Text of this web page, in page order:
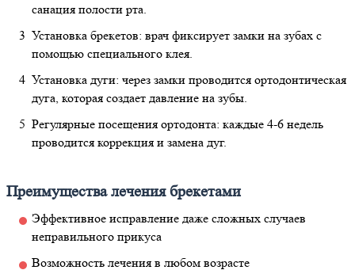
санация полости рта.
Установка брекетов: врач фиксирует замки на зубах с
помощью специального клея.
Установка дуги: через замки проводится ортодонтическая
дуга, которая создает давление на зубы.
Регулярные посещения ортодонта: каждые 4-6 недель
проводится коррекция и замена дуг.
Преимущества лечения брекетами
Эффективное исправление даже сложных случаев
неправильного прикуса
Возможность лечения в любом возрасте